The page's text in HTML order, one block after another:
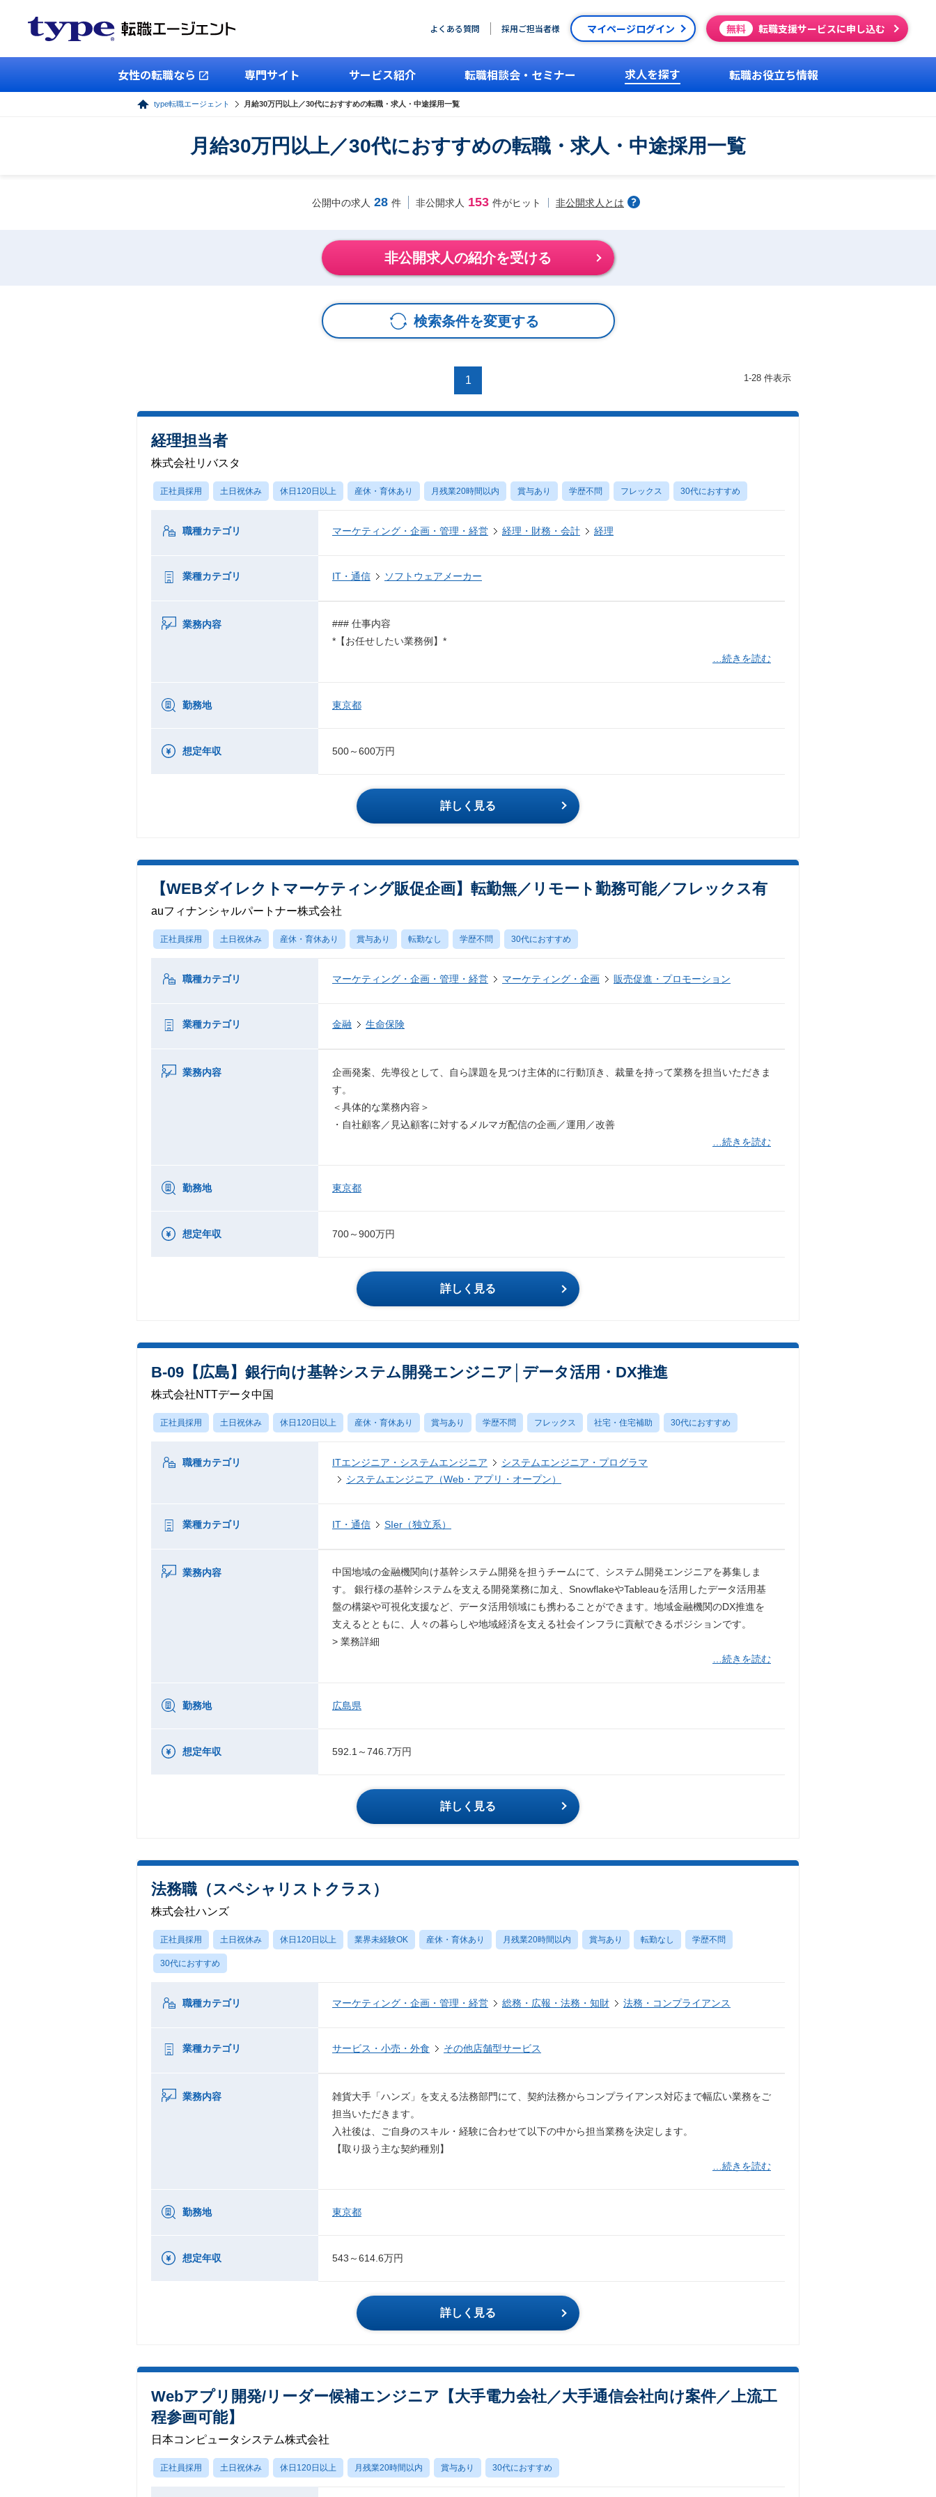
よくある質問 採用ご担当者様 マイページログイン 無料 転職支援サービスに申し込む
女性の転職なら 専門サイト サービス紹介 転職相談会・セミナー 求人を探す 転職お役立ち情報
type転職エージェント 月給30万円以上／30代におすすめの転職・求人・中途採用一覧
月給30万円以上／30代におすすめの転職・求人・中途採用一覧
公開中の求人 28 件 非公開求人 153 件がヒット 非公開求人とは
非公開求人の紹介を受ける
検索条件を変更する
1 1-28 件表示
経理担当者
株式会社リバスタ
正社員採用 土日祝休み 休日120日以上 産休・育休あり 月残業20時間以内 賞与あり 学歴不問 フレックス 30代におすすめ
職種カテゴリ マーケティング・企画・管理・経営 経理・財務・会計 経理
業種カテゴリ IT・通信 ソフトウェアメーカー
業務内容
### 仕事内容
*【お任せしたい業務例】*
…続きを読む
勤務地 東京都
想定年収 500～600万円
詳しく見る
【WEBダイレクトマーケティング販促企画】転勤無／リモート勤務可能／フレックス有
auフィナンシャルパートナー株式会社
正社員採用 土日祝休み 産休・育休あり 賞与あり 転勤なし 学歴不問 30代におすすめ
職種カテゴリ マーケティング・企画・管理・経営 マーケティング・企画 販売促進・プロモーション
業種カテゴリ 金融 生命保険
業務内容
企画発案、先導役として、自ら課題を見つけ主体的に行動頂き、裁量を持って業務を担当いただきま
す。
＜具体的な業務内容＞
・自社顧客／見込顧客に対するメルマガ配信の企画／運用／改善
…続きを読む
勤務地 東京都
想定年収 700～900万円
詳しく見る
B-09【広島】銀行向け基幹システム開発エンジニア│データ活用・DX推進
株式会社NTTデータ中国
正社員採用 土日祝休み 休日120日以上 産休・育休あり 賞与あり 学歴不問 フレックス 社宅・住宅補助 30代におすすめ
職種カテゴリ ITエンジニア・システムエンジニア
システムエンジニア・プログラマ
システムエンジニア（Web・アプリ・オープン）
業種カテゴリ IT・通信 SIer（独立系）
業務内容
中国地域の金融機関向け基幹システム開発を担うチームにて、システム開発エンジニアを募集しま
す。 銀行様の基幹システムを支える開発業務に加え、SnowflakeやTableauを活用したデータ活用基
盤の構築や可視化支援など、データ活用領域にも携わることができます。地域金融機関のDX推進を
支えるとともに、人々の暮らしや地域経済を支える社会インフラに貢献できるポジションです。
> 業務詳細
…続きを読む
勤務地 広島県
想定年収 592.1～746.7万円
詳しく見る
法務職（スペシャリストクラス）
株式会社ハンズ
正社員採用 土日祝休み 休日120日以上 業界未経験OK 産休・育休あり 月残業20時間以内 賞与あり 転勤なし 学歴不問
30代におすすめ
職種カテゴリ マーケティング・企画・管理・経営 総務・広報・法務・知財 法務・コンプライアンス
業種カテゴリ サービス・小売・外食 その他店舗型サービス
業務内容
雑貨大手「ハンズ」を支える法務部門にて、契約法務からコンプライアンス対応まで幅広い業務をご
担当いただきます。
入社後は、ご自身のスキル・経験に合わせて以下の中から担当業務を決定します。
【取り扱う主な契約種別】
…続きを読む
勤務地 東京都
想定年収 543～614.6万円
詳しく見る
Webアプリ開発/リーダー候補エンジニア【大手電力会社／大手通信会社向け案件／上流工
程参画可能】
日本コンピュータシステム株式会社
正社員採用 土日祝休み 休日120日以上 月残業20時間以内 賞与あり 30代におすすめ